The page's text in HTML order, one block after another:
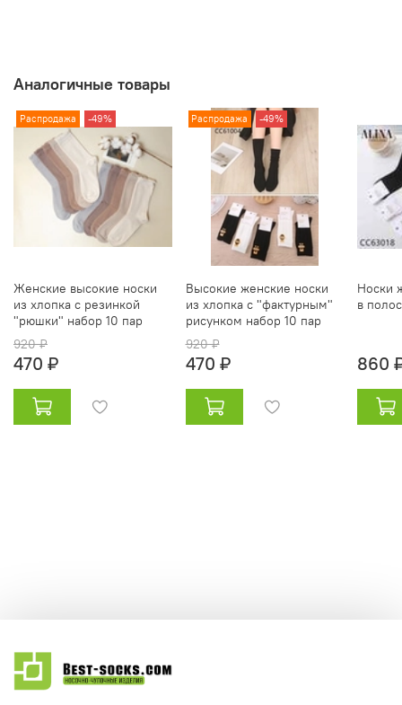
Аналогичные товары
Распродажа -49%
Женские высокие носки
из хлопка с резинкой
"рюшки" набор 10 пар
920 ₽
470 ₽
Распродажа -49%
Высокие женские носки
из хлопка с "фактурным"
рисунком набор 10 пар
920 ₽
470 ₽
Носки
в
860